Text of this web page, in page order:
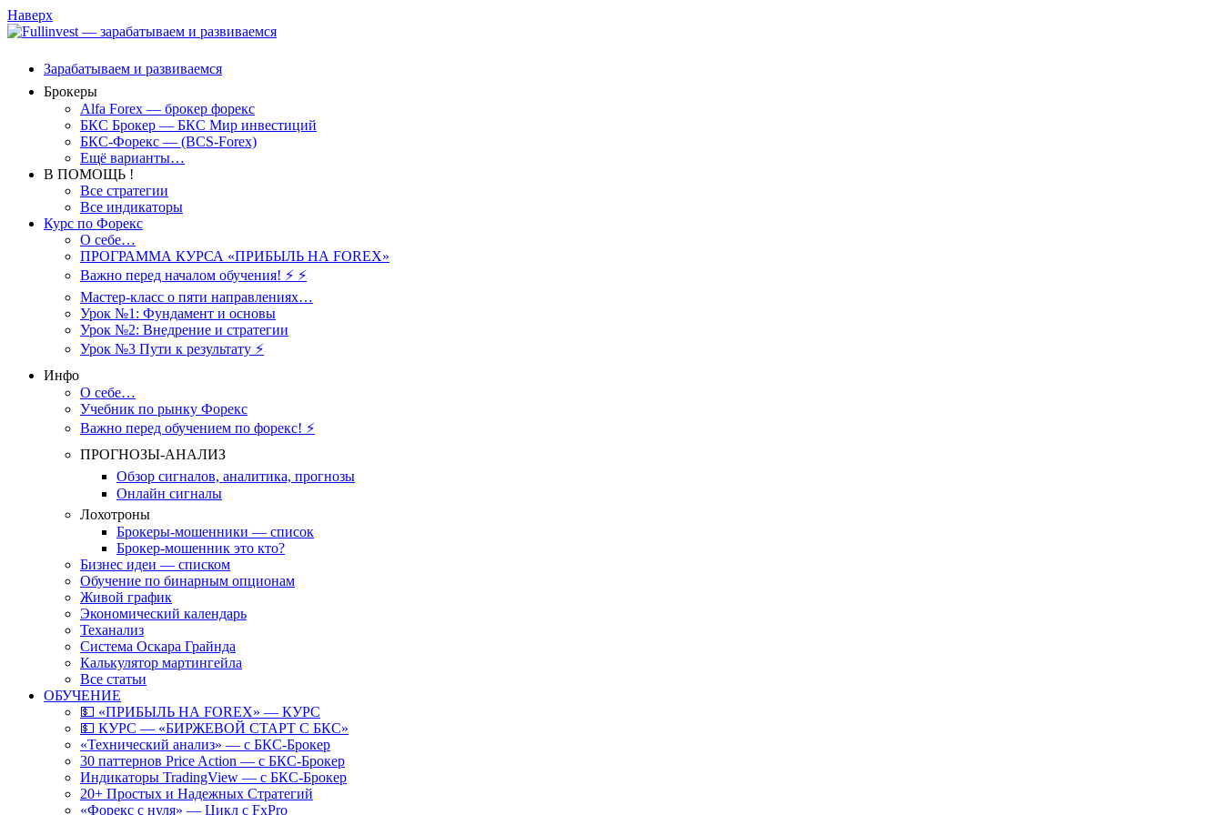
Наверх
Зарабатываем и развиваемся
Брокеры
Alfa Forex — брокер форекс
БКС Брокер — БКС Мир инвестиций
БКС-Форекс — (BCS-Forex)
Ещё варианты…
В ПОМОЩЬ !
Все стратегии
Все индикаторы
Курс по Форекс
О себе…
ПРОГРАММА КУРСА «ПРИБЫЛЬ НА FOREX»
Важно перед началом обучения! ⚡ ⚡
Мастер-класс о пяти направлениях…
Урок №1: Фундамент и основы
Урок №2: Внедрение и стратегии
Урок №3 Пути к результату ⚡️
Инфо
О себе…
Учебник по рынку Форекс
Важно перед обучением по форекс! ⚡
ПРОГНОЗЫ-АНАЛИЗ
Обзор сигналов, аналитика, прогнозы
Онлайн сигналы
Лохотроны
Брокеры-мошенники — список
Брокер-мошенник это кто?
Бизнес идеи — списком
Обучение по бинарным опционам
Живой график
Экономический календарь
Теханализ
Система Оскара Грайнда
Калькулятор мартингейла
Все статьи
ОБУЧЕНИЕ
💵 «ПРИБЫЛЬ НА FOREX» — КУРС
💵 КУРС — «БИРЖЕВОЙ СТАРТ С БКС»
«Технический анализ» — с БКС-Брокер
30 паттернов Price Action — с БКС-Брокер
Индикаторы TradingView — с БКС-Брокер
20+ Простых и Надежных Стратегий
«Форекс с нуля» — Цикл с FxPro